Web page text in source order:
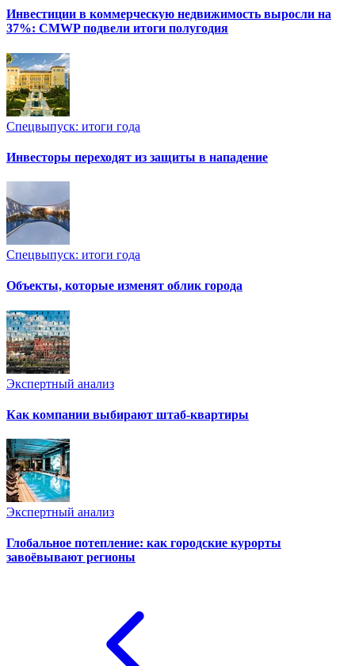
Инвестиции в коммерческую недвижимость выросли на
37%: CMWP подвели итоги полугодия
Спецвыпуск: итоги года
Инвесторы переходят из защиты в нападение
Спецвыпуск: итоги года
Объекты, которые изменят облик города
Экспертный анализ
Как компании выбирают штаб-квартиры
Экспертный анализ
Глобальное потепление: как городские курорты
завоёвывают регионы